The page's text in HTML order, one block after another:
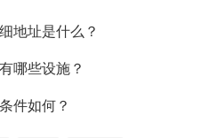
地址是什么？
哪些设施？
件如何？